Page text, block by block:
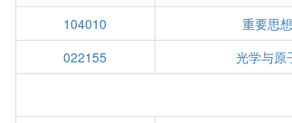
104010
重要思
022155
光学与原